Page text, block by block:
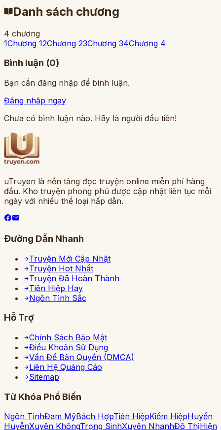
Danh sách chương
4 chương
1Chương 12Chương 23Chương 34Chương 4
Bình luận (0)
Bạn cần đăng nhập để bình luận.
Đăng nhập ngay
Chưa có bình luận nào. Hãy là người đầu tiên!
uTruyen là nền tảng đọc truyện online miễn phí hàng
đầu. Kho truyện phong phú được cập nhật liên tục mỗi
ngày với nhiều thể loại hấp dẫn.
Đường Dẫn Nhanh
Truyện Mới Cập Nhật
Truyện Hot Nhất
Truyện Đã Hoàn Thành
Tiên Hiệp Hay
Ngôn Tình Sắc
Hỗ Trợ
Chính Sách Bảo Mật
Điều Khoản Sử Dụng
Vấn Đề Bản Quyền (DMCA)
Liên Hệ Quảng Cáo
Sitemap
Từ Khóa Phổ Biến
Ngôn TìnhĐam MỹBách HợpTiên HiệpKiếm HiệpHuyền
HuyễnXuyên KhôngTrọng SinhXuyên NhanhĐô ThịHiện